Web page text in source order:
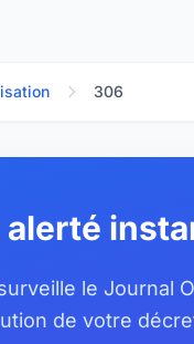
306
alerté
le Journal
de votre